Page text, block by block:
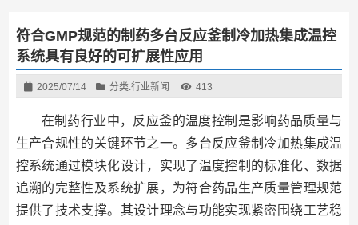
符合GMP规范的制药多台反应釜制冷加热集成温控
系统具有良好的可扩展性应用
2025/07/14 分类:行业新闻 413
在制药行业中，反应釜的温度控制是影响药品质量与
生产合规性的关键环节之一。多台反应釜制冷加热集成温
控系统通过模块化设计，实现了温度控制的标准化、数据
追溯的完整性及系统扩展，为符合药品生产质量管理规范
提供了技术支撑。其设计理念与功能实现紧密围绕工艺稳